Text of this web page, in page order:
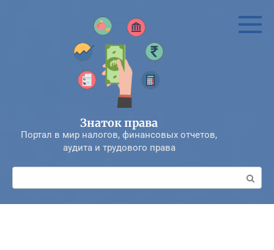
Знаток права
Портал в мир налогов, финансовых отчетов,
аудита и трудового права
Поиск: